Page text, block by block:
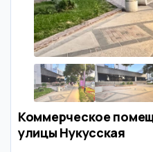
Коммерческое
улицы Нукусская